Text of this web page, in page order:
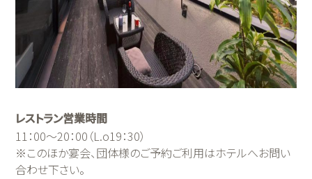
レストラン営業時間
11：00～20：00（L.o19：30）
※このほか宴会、団体様のご予約ご利用はホテルへお問い
合わせ下さい。